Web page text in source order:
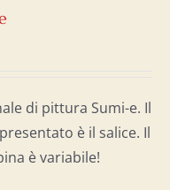
di pittura Sumi-e. Il
è il salice. Il
è variabile!